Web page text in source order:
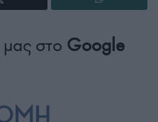
στο Google